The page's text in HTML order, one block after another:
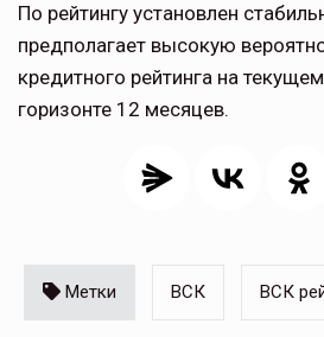
По рейтингу установлен
предполагает высокую
кредитного рейтинга на
горизонте 12 месяцев.
Метки ВСК ВСК